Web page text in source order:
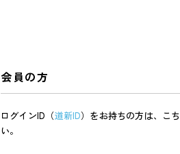
会員の方
ログインID（道新ID）をお持ちの方は、こ
い。